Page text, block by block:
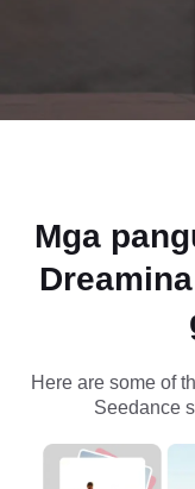
sa social
Mga
Here are some of
Seedance